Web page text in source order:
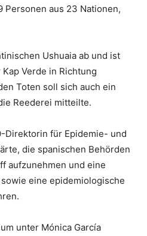
Personen aus 23 Nationen,
Ushuaia ab und ist
Verde in Richtung
Toten soll sich auch ein
Reederei mitteilte.
Direktorin für Epidemie- und
die spanischen Behörden
aufzunehmen und eine
eine epidemiologische
unter Mónica García